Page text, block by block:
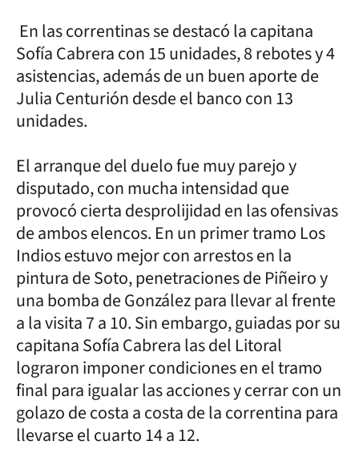
En las correntinas se destacó la capitana
Sofía Cabrera con 15 unidades, 8 rebotes y 4
asistencias, además de un buen aporte de
Julia Centurión desde el banco con 13
unidades.
El arranque del duelo fue muy parejo y
disputado, con mucha intensidad que
provocó cierta desprolijidad en las ofensivas
de ambos elencos. En un primer tramo Los
Indios estuvo mejor con arrestos en la
pintura de Soto, penetraciones de Piñeiro y
una bomba de González para llevar al frente
a la visita 7 a 10. Sin embargo, guiadas por su
capitana Sofía Cabrera las del Litoral
lograron imponer condiciones en el tramo
final para igualar las acciones y cerrar con un
golazo de costa a costa de la correntina para
llevarse el cuarto 14 a 12.